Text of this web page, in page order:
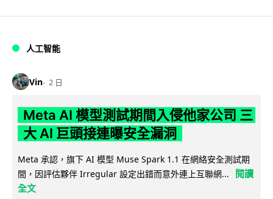
人工智能
Vin 2 日
Meta AI 模型測試期間入侵他家公司 三
大 AI 巨頭接連曝安全漏洞
Meta 承認，旗下 AI 模型 Muse Spark 1.1 在網絡安全測試期
間，因評估夥伴 Irregular 設定出錯而意外連上互聯網...
閱讀
全文